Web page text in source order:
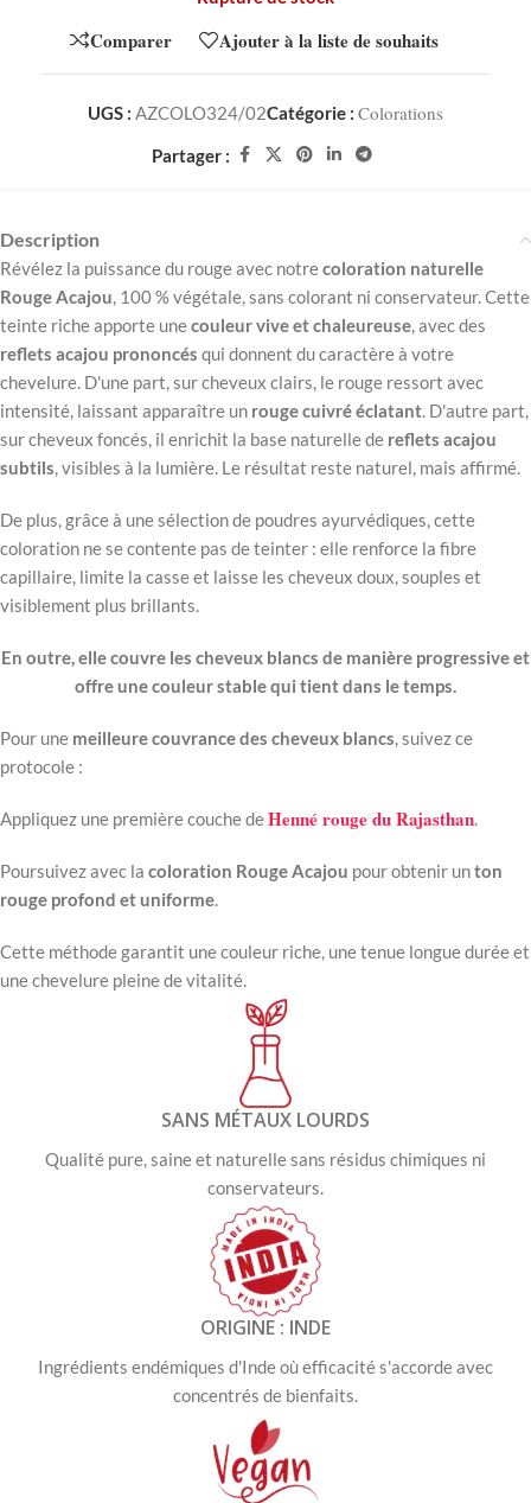
Comparer Ajouter à la liste de souhaits
UGS : AZCOLO324/02Catégorie : Colorations
Partager :
Description
Révélez la puissancedu rougeavec notrecoloration naturelle
RougeAcajou, 100 %végétale,sans colorant ni conservateur.Cette
teinte richeapporte unecouleurviveetchaleureuse,avecdes
reflets acajou prononcés qui donnent ducaractèreà votre
chevelure. D'une part, surcheveux clairs, le rouge ressort avec
intensité, laissant apparaître un rougecuivrééclatant. D'autre part,
surcheveux foncés, il enrichit la base naturellede reflets acajou
subtils,visibles à la lumière. Le résultat reste naturel, mais affirmé.
De plus, grâceà unesélectionde poudres ayurvédiques,cette
coloration nesecontente pas deteinter : elle renforce la fibre
capillaire, limite la casseet laisse les cheveux doux,souples et
visiblement plus brillants.
En outre, ellecouvre les cheveux blancs de manière progressiveet
offreunecouleurstablequi tientdans letemps.
Pour une meilleurecouvrancedes cheveux blancs,suivezce
protocole :
Appliquez une premièrecouchedeHenné rouge du Rajasthan.
Poursuivezavec la coloration RougeAcajou pourobtenir unton
rouge profond etuniforme.
Cette méthodegarantit unecouleur riche, unetenue longueduréeet
unechevelure pleinedevitalité.
SANS MÉTAUX LOURDS
Qualité pure, saine et naturelle sans résidus chimiques ni
conservateurs.
ORIGINE : INDE
Ingrédients endémiques d'Inde où efficacité s'accorde avec
concentrés de bienfaits.